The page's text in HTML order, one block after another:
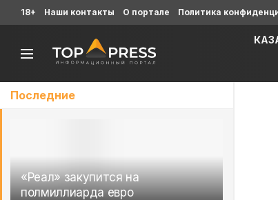
Последние
«Реал» закупится на
полмиллиарда евро
18+ Наши контакты О портале Политика